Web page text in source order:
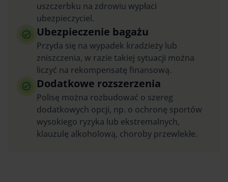
uszczerbku na zdrowiu wypłaci
ubezpieczyciel.
Ubezpieczenie bagażu
Przyda się na wypadek kradzieży lub
zniszczenia, w razie takiej sytuacji można
liczyć na rekompensatę finansową.
Dodatkowe rozszerzenia
Polisę można rozbudować o szereg
dodatkowych opcji, np. o ochronę sportów
wysokiego ryzyka lub ekstremalnych,
klauzulę alkoholową, choroby przewlekłe.